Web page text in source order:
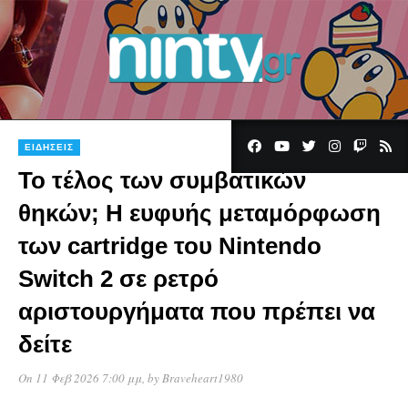
ΕΙΔΉΣΕΙΣ
Το τέλος των συμβατικών
θηκών; Η ευφυής μεταμόρφωση
των cartridge του Nintendo
Switch 2 σε ρετρό
αριστουργήματα που πρέπει να
δείτε
On 11 Φεβ 2026 7:00 μμ, byBraveheart1980